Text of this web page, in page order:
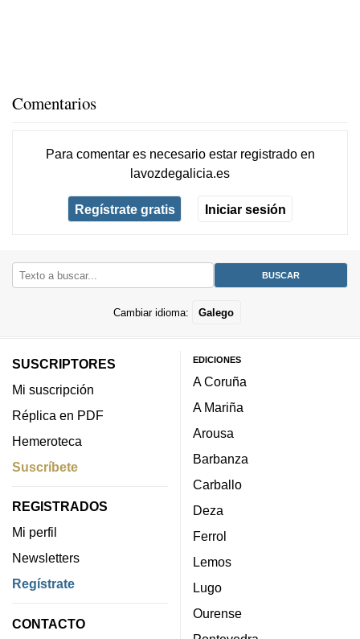
Comentarios
Para comentar es necesario estar registradoen
lavozdegalicia.es
Regístrate gratis Iniciar sesión
Cambiar idioma: Galego
SUSCRIPTORES
Mi suscripción
Réplica en PDF
Hemeroteca
Suscríbete
REGISTRADOS
Mi perfil
Newsletters
Regístrate
CONTACTO
EDICIONES
A Coruña
A Mariña
Arousa
Barbanza
Carballo
Deza
Ferrol
Lemos
Lugo
Ourense